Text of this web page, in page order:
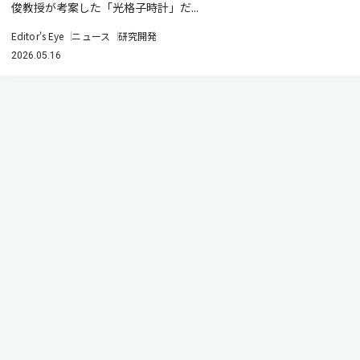
俊教授が考案した「光格子時計」だ...
Editor's Eye ニュース 研究開発
2026.05.16